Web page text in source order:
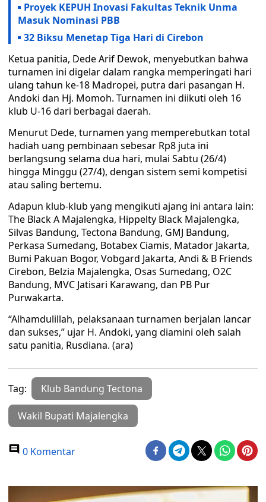
Proyek KEPUH Inovasi Fakultas Teknik Unma
Masuk Nominasi PBB
32 Biksu Menetap Tiga Hari di Cirebon
Ketua panitia, Dede Arif Dewok, menyebutkan bahwa
turnamen ini digelar dalam rangka memperingati hari
ulang tahun ke-18 Madropei, putra dari pasangan H.
Andoki dan Hj. Momoh. Turnamen ini diikuti oleh 16
klub U-16 dari berbagai daerah.
Menurut Dede, turnamen yang memperebutkan total
hadiah uang pembinaan sebesar Rp8 juta ini
berlangsung selama dua hari, mulai Sabtu (26/4)
hingga Minggu (27/4), dengan sistem semi kompetisi
atau saling bertemu.
Adapun klub-klub yang mengikuti ajang ini antara lain:
The Black A Majalengka, Hippelty Black Majalengka,
Silvas Bandung, Tectona Bandung, GMJ Bandung,
Perkasa Sumedang, Botabex Ciamis, Matador Jakarta,
Bumi Pakuan Bogor, Vobgard Jakarta, Andi & B Friends
Cirebon, Belzia Majalengka, Osas Sumedang, O2C
Bandung, MVC Jatisari Karawang, dan PB Pur
Purwakarta.
“Alhamdulillah, pelaksanaan turnamen berjalan lancar
dan sukses,” ujar H. Andoki, yang diamini oleh salah
satu panitia, Rusdiana. (ara)
Tag: Klub Bandung Tectona
Wakil Bupati Majalengka
0 Komentar